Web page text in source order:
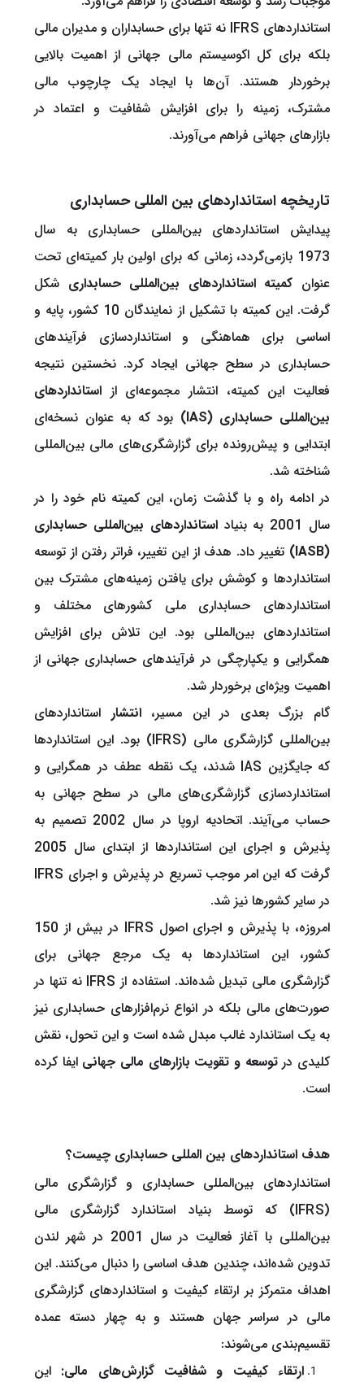
استانداردهای IFRS نه تنها برای حسابداران و مدیران مالی
بلکه برای کل اکوسیستم مالی جهانی از اهمیت بالایی
برخوردار هستند. آن‌ها با ایجاد یک چارچوب مالی
مشترک، زمینه را برای افزایش شفافیت و اعتماد در
بازارهای جهانی فراهم می‌آورند.
تاریخچه استانداردهای بین المللی حسابداری
پیدایش استانداردهای بین‌المللی حسابداری به سال
1973 بازمی‌گردد، زمانی که برای اولین بار کمیته‌ای تحت
عنوان کمیته استانداردهای بین‌المللی حسابداری شکل
گرفت. این کمیته با تشکیل از نمایندگان 10 کشور، پایه و
اساسی برای هماهنگی و استانداردسازی فرآیندهای
حسابداری در سطح جهانی ایجاد کرد. نخستین نتیجه
فعالیت این کمیته، انتشار مجموعه‌ای از استانداردهای
بین‌المللی حسابداری (IAS)
بود که به عنوان نسخه‌ای
ابتدایی و پیش‌رونده برای گزارشگری‌های مالی بین‌المللی
شناخته شد.
در ادامه راه و با گذشت زمان، این کمیته نام خود را در
سال 2001 به بنیاد
استانداردهای بین‌المللی حسابداری
(IASB)
تغییر داد. هدف از این تغییر، فراتر رفتن از توسعه
استانداردها و کوشش برای یافتن زمینه‌های مشترک بین
استانداردهای حسابداری ملی کشورهای مختلف و
استانداردهای بین‌المللی بود. این تلاش برای افزایش
همگرایی و یکپارچگی در فرآیندهای حسابداری جهانی از
اهمیت ویژه‌ای برخوردار شد.
گام بزرگ بعدی در این مسیر،انتشار استانداردهای
بین‌المللی گزارشگری مالی (IFRS) بود. این استانداردها
که جایگزین IAS شدند، یک نقطه عطف در همگرایی و
استانداردسازی گزارشگری‌های مالی در سطح جهانی به
حساب می‌آیند. اتحادیه اروپا در سال 2002 تصمیم به
پذیرش و اجرای این استانداردها از ابتدای سال 2005
گرفت که این امر موجب تسریع در پذیرش و اجرای IFRS
در سایر کشورها نیز شد.
امروزه، با پذیرش و اجرای اصول IFRS در بیش از 150
کشور، این استانداردها به یک مرجع جهانی برای
گزارشگری مالی تبدیل شده‌اند. استفاده از IFRS نه تنها در
صورت‌های مالی بلکه در انواع نرم‌افزارهای حسابداری نیز
به یک استاندارد غالب مبدل شده است و این تحول، نقش
کلیدی درتوسعه و تقویت بازارهای مالی جهانی ایفا کرده
است.
هدف استانداردهای بین المللی حسابداری چیست؟
استانداردهای بین‌المللی حسابداری و گزارشگری مالی
(IFRS) که توسط بنیاد استاندارد گزارشگری مالی
بین‌المللی با آغاز فعالیت در سال 2001 در شهر لندن
تدوین شده‌اند، چندین هدف اساسی را دنبال می‌کنند. این
اهداف متمرکز بر ارتقاء کیفیت و استانداردهای گزارشگری
مالی در سراسر جهان هستند و به چهار دسته عمده
تقسیم‌بندی می‌شوند:
ارتقاء کیفیت و شفافیت گزارش‌های مالی: این